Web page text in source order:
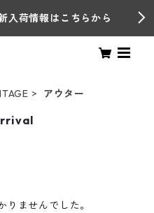
荷情報はこちらから
アウター
りませんでした。